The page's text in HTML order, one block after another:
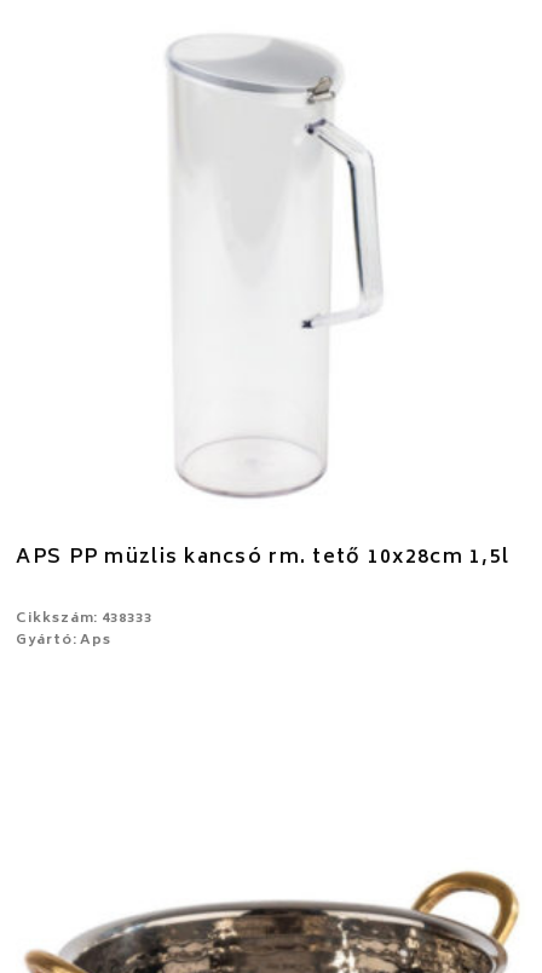
APS PP müzlis kancsó rm. tető 10x28cm 1,5l
Cikkszám: 438333
Gyártó: Aps